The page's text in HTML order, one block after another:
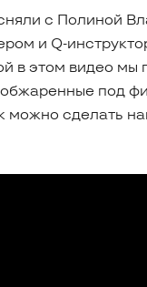
с Полиной
и Q-
в этом видео мы
под
можно сделать